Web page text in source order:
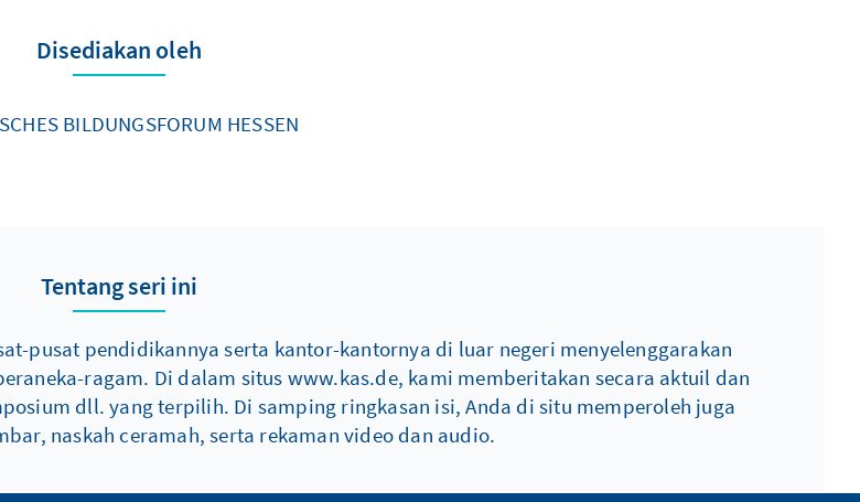
Disediakan oleh
BILDUNGSFORUM HESSEN
Tentang seri ini
pusat pendidikannya serta kantor-kantornya di luar negeri menyelenggarakan
ragam. Di dalam situs www.kas.de, kami memberitakan secara aktuil dan
dll. yang terpilih. Di samping ringkasan isi, Anda di situ memperoleh juga
naskah ceramah, serta rekaman video dan audio.